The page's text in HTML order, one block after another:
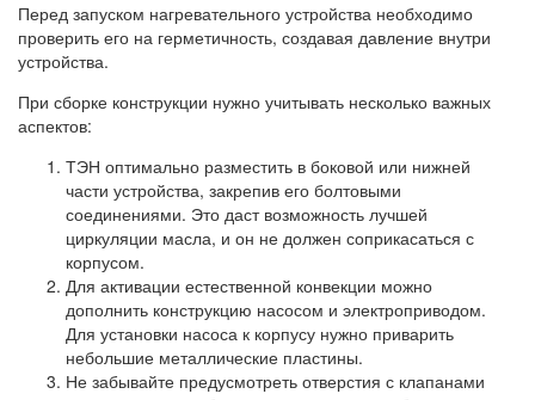
Перед запуском нагревательного устройства необходимо
проверить его на герметичность, создавая давление внутри
устройства.
При сборке конструкции нужно учитывать несколько важных
аспектов:
ТЭН оптимально разместить в боковой или нижней
части устройства, закрепив его болтовыми
соединениями. Это даст возможность лучшей
циркуляции масла, и он не должен соприкасаться с
корпусом.
Для активации естественной конвекции можно
дополнить конструкцию насосом и электроприводом.
Для установки насоса к корпусу нужно приварить
небольшие металлические пластины.
Не забывайте предусмотреть отверстия с клапанами